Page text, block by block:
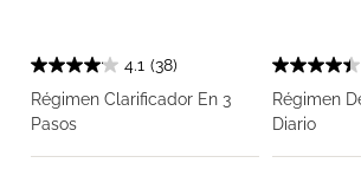
4.1 (38)
Régimen Clarificador En 3
Pasos
Régimen
Diario